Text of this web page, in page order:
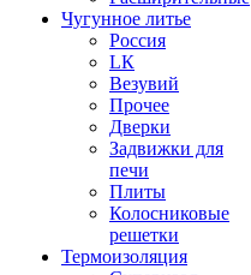
Чугунное литье
Россия
LК
Везувий
Прочее
Дверки
Задвижки для
печи
Плиты
Колосниковые
решетки
Термоизоляция